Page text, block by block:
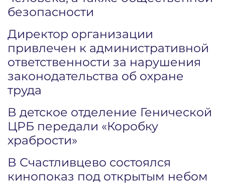
безопасности
Директор организации
привлечен к административной
ответственности за нарушения
законодательства об охране
труда
В детское отделение Генической
ЦРБ передали «Коробку
храбрости»
В Счастливцево состоялся
кинопоказ под открытым небом